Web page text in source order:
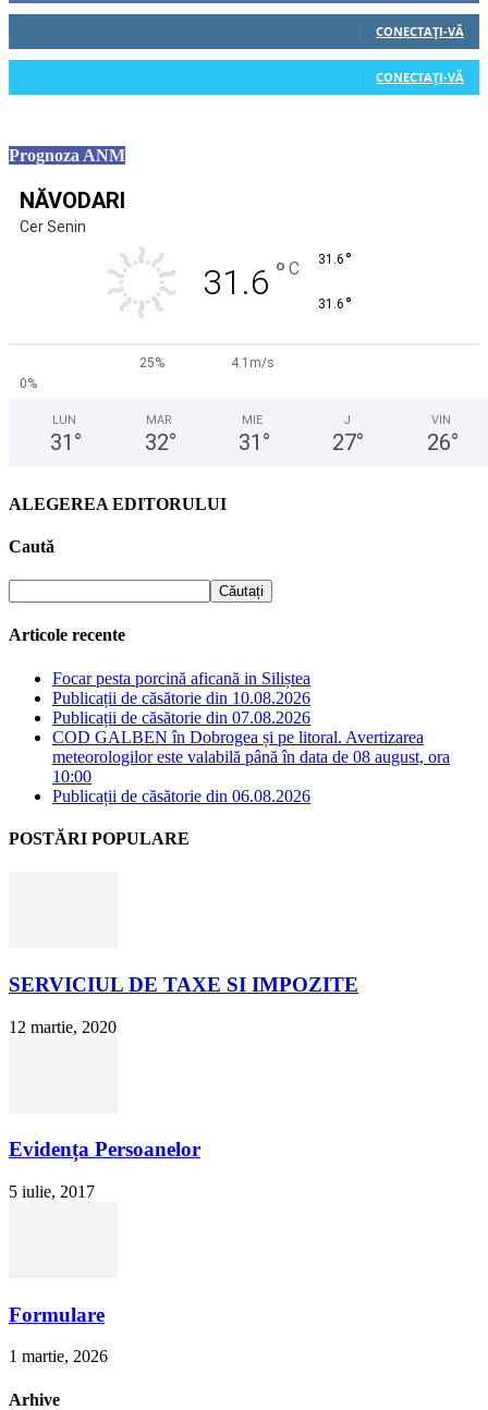
CONECTAȚI-VĂ
CONECTAȚI-VĂ
Prognoza ANM
NĂVODARI
Cer Senin
31.6 ° C 31.6 °
31.6 °
25%
4.1m/s
0%
LUN
31 °
MAR
32°
MIE
31 °
J
27°
VIN
26°
ALEGEREA EDITORULUI
Caută
Articole recente
Focar pesta porcină aficană in Siliștea
Publicații de căsătorie din 10.08.2026
Publicații de căsătorie din 07.08.2026
COD GALBEN în Dobrogea și pe litoral. Avertizarea
meteorologilor este valabilă până în data de 08 august, ora
10:00
Publicații de căsătorie din 06.08.2026
POSTĂRI POPULARE
SERVICIUL DE TAXE SI IMPOZITE
12 martie, 2020
Evidența Persoanelor
5 iulie, 2017
Formulare
1 martie, 2026
Arhive